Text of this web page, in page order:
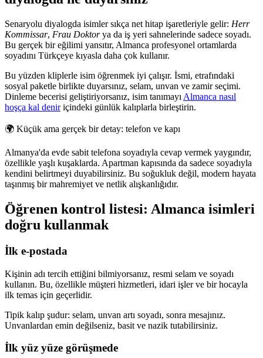
Senaryolu diyalogda isimler sıkça net hitap işaretleriyle gelir: Herr
Kommissar, Frau Doktorya da iş yeri sahnelerinde sadece soyadı.
Bu gerçek bir eğilimi yansıtır, Almanca profesyonel ortamlarda
soyadını Türkçeye kıyasla daha çok kullanır.
Bu yüzden kliplerle isim öğrenmek iyi çalışır. İsmi, etrafındaki
sosyal paketle birlikte duyarsınız, selam, unvan ve zamir seçimi.
Dinleme becerisi geliştiriyorsanız, isim tanımayı Almanca nasıl
hoşça kal deniriçindeki günlük kalıplarla birleştirin.
🌍 Küçük ama gerçek bir detay: telefon ve kapı
Almanya'da evde sabit telefona soyadıyla cevap vermek yaygındır,
özellikle yaşlı kuşaklarda. Apartman kapısında da sadece soyadıyla
kendini belirtmeyi duyabilirsiniz. Bu soğukluk değil, modern hayata
taşınmış bir mahremiyet ve netlik alışkanlığıdır.
Öğrenen kontrol listesi: Almanca isimleri
doğru kullanmak
İlk e-postada
Kişinin adı tercih ettiğini bilmiyorsanız, resmi selam ve soyadı
kullanın. Bu, özellikle müşteri hizmetleri, idari işler ve bir hocayla
ilk temas için geçerlidir.
Tipik kalıp şudur: selam, unvan artı soyadı, sonra mesajınız.
Unvanlardan emin değilseniz, basit ve nazik tutabilirsiniz.
İlk yüz yüze görüşmede